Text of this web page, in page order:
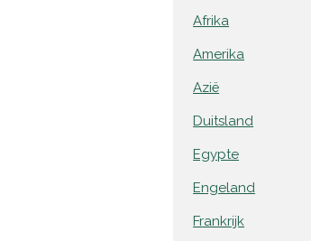
Afrika
Amerika
Azië
Duitsland
Egypte
Engeland
Frankrijk